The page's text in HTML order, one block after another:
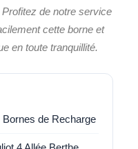
Profitez de notre service
cette borne et
en toute tranquillité.
de Recharge